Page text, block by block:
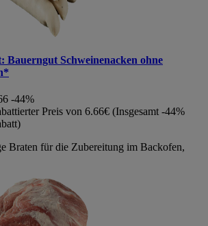
Bauerngut Schweinenacken ohne
-44%
Preis von 6.66€ (Insgesamt -44%
Braten für die Zubereitung im Backofen,